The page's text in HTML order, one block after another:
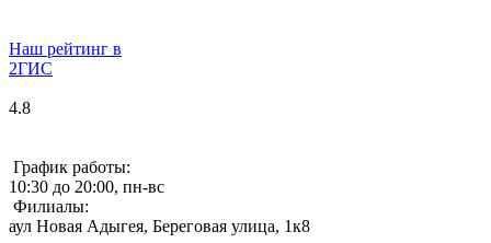
Наш рейтинг в
2ГИС
4.8
График работы:
10:30 до 20:00, пн-вс
Филиалы:
аул Новая Адыгея, Береговая улица, 1к8